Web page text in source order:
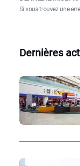
Si vous trouvez une
Dernières